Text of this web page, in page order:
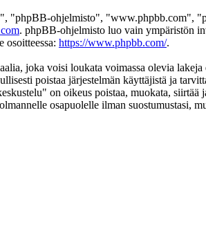
"phpBB-ohjelmisto",
. phpBB-ohjelmisto luo vain ympäristön
osoitteessa: https://www.phpbb.com/.
joka voisi loukata voimassa olevia
poistaa järjestelmän käyttäjistä ja
on oikeus poistaa, muokata,
osapuolelle ilman suostumustasi,